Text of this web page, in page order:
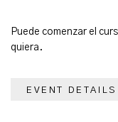
Puede comenzar el
quiera.
EVENT DETAILS